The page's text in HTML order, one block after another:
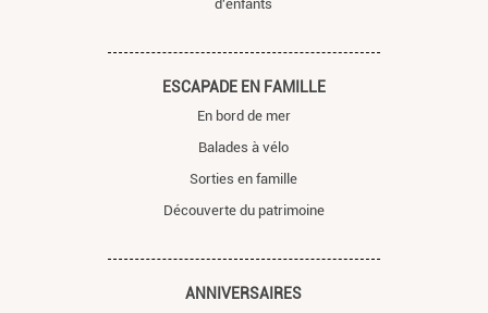
d'enfants
ESCAPADE EN FAMILLE
En bord de mer
Balades à vélo
Sorties en famille
Découverte du patrimoine
ANNIVERSAIRES